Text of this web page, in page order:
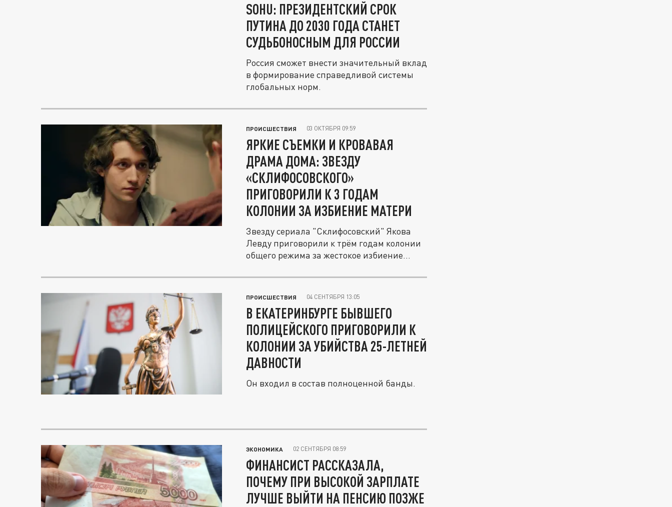
SOHU: ПРЕЗИДЕНТСКИЙ СРОК
ПУТИНА ДО 2030 ГОДА СТАНЕТ
СУДЬБОНОСНЫМ ДЛЯ РОССИИ
Россия сможет внести значительный вклад
в формирование справедливой системы
глобальных норм.
ПРОИСШЕСТВИЯ 03 ОКТЯБРЯ 09:59
ЯРКИЕ СЪЕМКИ И КРОВАВАЯ
ДРАМА ДОМА: ЗВЕЗДУ
«СКЛИФОСОВСКОГО»
ПРИГОВОРИЛИ К 3 ГОДАМ
КОЛОНИИ ЗА ИЗБИЕНИЕ МАТЕРИ
Звезду сериала "Склифосовский" Якова
Левду приговорили к трём годам колонии
общего режима за жестокое избиение...
ПРОИСШЕСТВИЯ 04 СЕНТЯБРЯ 13:05
В ЕКАТЕРИНБУРГЕ БЫВШЕГО
ПОЛИЦЕЙСКОГО ПРИГОВОРИЛИ К
КОЛОНИИ ЗА УБИЙСТВА 25-ЛЕТНЕЙ
ДАВНОСТИ
Он входил в состав полноценной банды.
ЭКОНОМИКА 02 СЕНТЯБРЯ 08:59
ФИНАНСИСТ РАССКАЗАЛА,
ПОЧЕМУ ПРИ ВЫСОКОЙ ЗАРПЛАТЕ
ЛУЧШЕ ВЫЙТИ НА ПЕНСИЮ ПОЗЖЕ